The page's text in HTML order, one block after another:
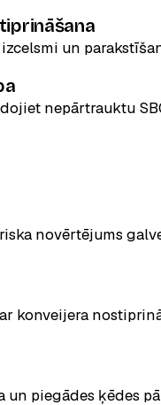
un
nepārtrauktu
novērtējums
konveijera
un piegādes ķēdes